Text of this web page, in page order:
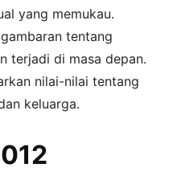
yang memukau.
tentang
terjadi di masa depan.
nilai-nilai tentang
keluarga.